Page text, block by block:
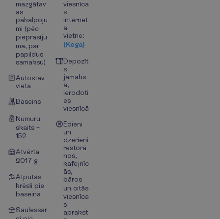
mazgātav
as
pakalpoju
mi (pēc
pieprasīju
ma, par
papildus
samaksu)
Autostāv
vieta
Baseins
Numuru
skaits –
152
Atvērta
2017 g
Atpūtas
krēsli pie
baseina
Saulessar
viesnīca
s
internet
a
vietne:
(Kega)
Depozīt
s
jāmaks
ā,
ierodoti
es
viesnīcā
Ēdieni
un
dzērieni
restorā
nos,
kafejnīc
ās,
bāros
un citās
viesnīca
s
aprakst